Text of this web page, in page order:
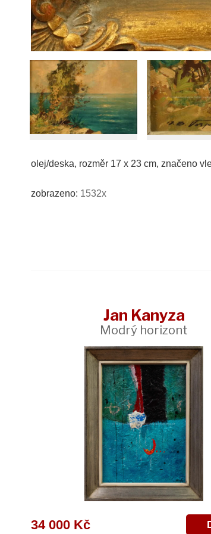
olej/deska, rozměr 17 x 23 cm, značeno
zobrazeno: 1532x
Jan Kanyza
Modrý horizont
34 000 Kč